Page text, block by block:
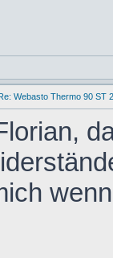
Webasto Thermo 90 ST